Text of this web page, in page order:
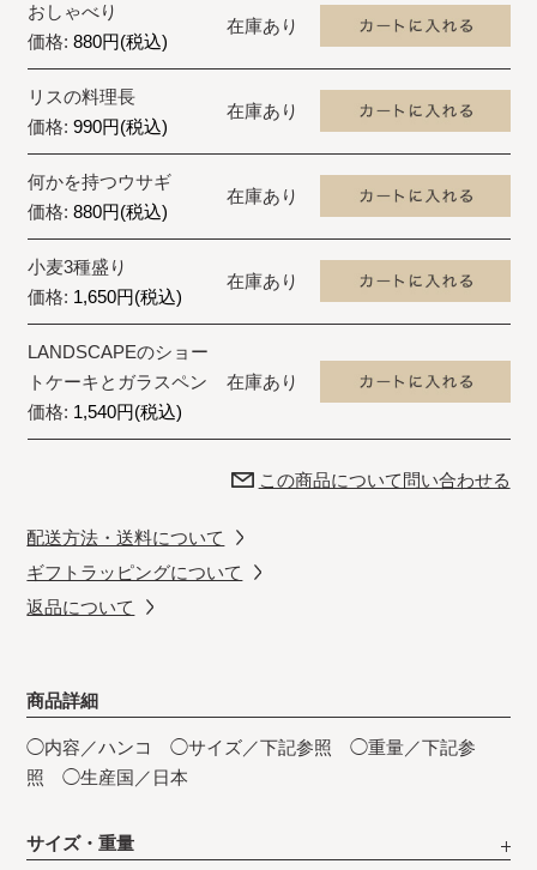
おしゃべり
価格: 880円(税込)
在庫あり
リスの料理長
価格: 990円(税込)
在庫あり
何かを持つウサギ
価格: 880円(税込)
在庫あり
小麦3種盛り
価格: 1,650円(税込)
在庫あり
LANDSCAPEのショー
トケーキとガラスペン
価格: 1,540円(税込)
在庫あり
この商品について問い合わせる
配送方法・送料について
ギフトラッピングについて
返品について
商品詳細
◯内容／ハンコ ◯サイズ／下記参照 ◯重量／下記参
照 ◯生産国／日本
サイズ・重量